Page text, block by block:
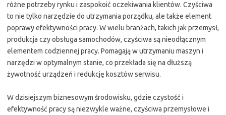
różne potrzeby rynku i zaspokoić oczekiwania klientów. Czyściwa
to nie tylko narzędzie do utrzymania porządku, ale także element
poprawy efektywności pracy. W wielu branżach, takich jak przemysł,
produkcja czy obsługa samochodów, czyściwa są nieodłącznym
elementem codziennej pracy. Pomagają w utrzymaniu maszyn i
narzędzi w optymalnym stanie, co przekłada się na dłuższą
żywotność urządzeń i redukcję kosztów serwisu.
W dzisiejszym biznesowym środowisku, gdzie czystość i
efektywność pracy są niezwykle ważne, czyściwa przemysłowe i